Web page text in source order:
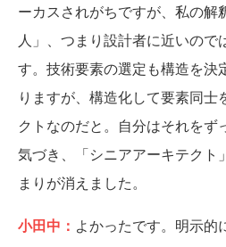
ーカスされがちですが、私の解
人」、つまり設計者に近いので
す。技術要素の選定も構造を決
りますが、構造化して要素同士
クトなのだと。自分はそれをず
気づき、「シニアアーキテクト
まりが消えました。
小田中： よかったです。明示的